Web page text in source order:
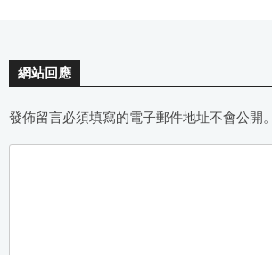
網站回應
發佈留言必須填寫的電子郵件地址不會公開。